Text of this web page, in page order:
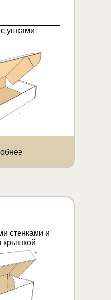
с ушками
стенками и
крышкой